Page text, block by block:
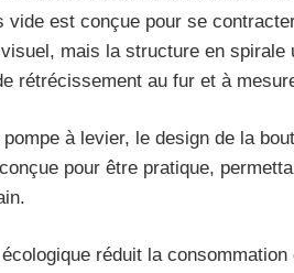
vide est conçue pour se
mais la structure en
rétrécissement au fur et à
à levier, le design de la
pour être pratique,
réduit la